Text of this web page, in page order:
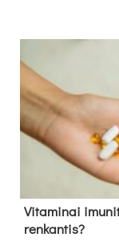
Vitaminai
renkantis?